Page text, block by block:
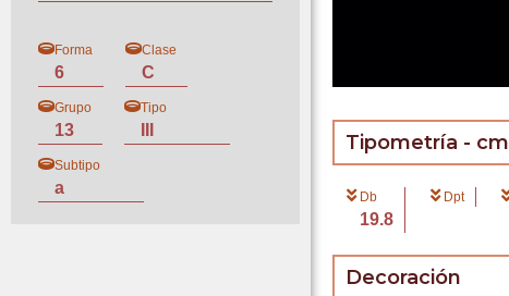
Forma
6
Clase
C
Grupo
13
Tipo
Subtipo
a
Tipometría - cm
Db
19.8
Dpt
Decoración